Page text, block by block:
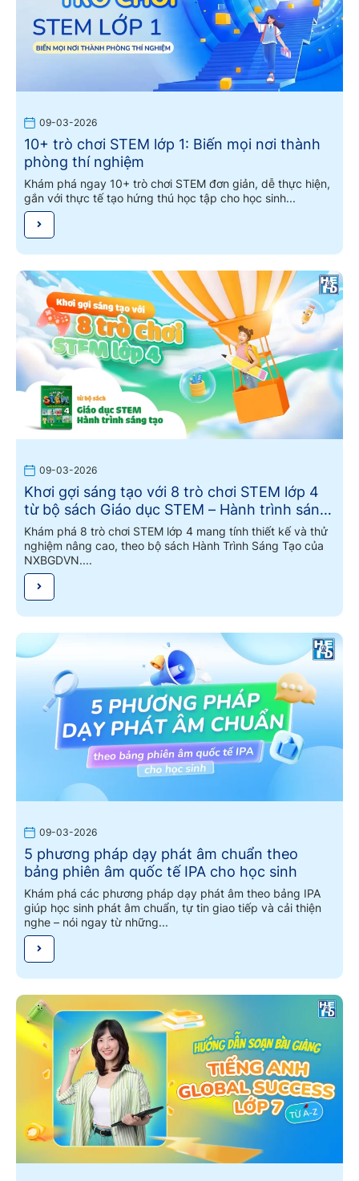
09-03-2026
10+ trò chơi STEM lớp 1: Biến mọi nơi thành
phòng thí nghiệm
Khám phá ngay 10+ trò chơi STEM đơn giản, dễ thực hiện,
gắn với thực tế tạo hứng thú học tập cho học sinh...
09-03-2026
Khơi gợi sáng tạo với 8 trò chơi STEM lớp 4
từ bộ sách Giáo dục STEM – Hành trình sáng
tạo
Khám phá 8 trò chơi STEM lớp 4 mang tính thiết kế và thử
nghiệm nâng cao, theo bộ sách Hành Trình Sáng Tạo của
NXBGDVN....
09-03-2026
5 phương pháp dạy phát âm chuẩn theo
bảng phiên âm quốc tế IPA cho học sinh
Khám phá các phương pháp dạy phát âm theo bảng IPA
giúp học sinh phát âm chuẩn, tự tin giao tiếp và cải thiện
nghe – nói ngay từ những...